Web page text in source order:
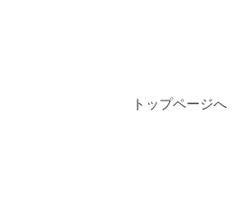
トップページへ